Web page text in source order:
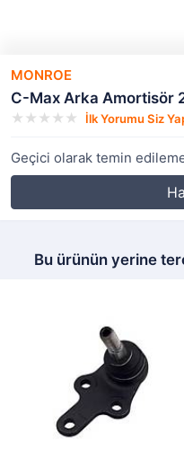
MONROE
C-Max Arka Amortisör
İlk Yorumu Siz
Geçici olarak temin
Bu ürünün yerine